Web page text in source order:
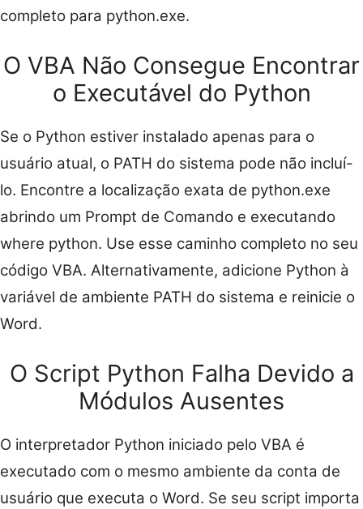
completo para python.exe.
O VBA Não Consegue Encontrar
o Executável do Python
Se o Python estiver instalado apenas para o
usuário atual, o PATH do sistema pode não incluí-
lo. Encontre a localização exata de python.exe
abrindo um Prompt de Comando e executando
where python. Use esse caminho completo no seu
código VBA. Alternativamente, adicione Python à
variável de ambiente PATH do sistema e reinicie o
Word.
O Script Python Falha Devido a
Módulos Ausentes
O interpretador Python iniciado pelo VBA é
executado com o mesmo ambiente da conta de
usuário que executa o Word. Se seu script importa